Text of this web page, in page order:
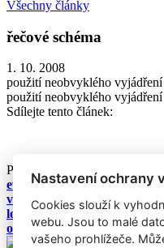
Všechny články
řečové schéma
1. 10. 2008
použití neobvyklého
použití neobvyklého
Sdílejte tento článek:
Podobné články:
evocative power
volba médií
loajalita
obchodní loterie
Nastavení ochrany
Cookies slouží k
webu. Jsou to malé
vašeho prohlížeče.